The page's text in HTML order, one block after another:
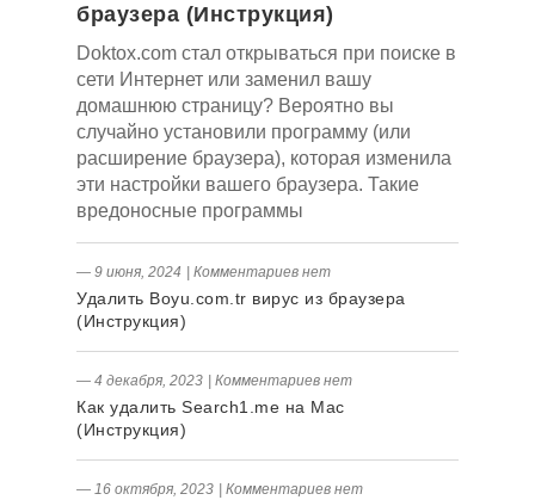
браузера (Инструкция)
Doktox.com стал открываться при поиске в
сети Интернет или заменил вашу
домашнюю страницу? Вероятно вы
случайно установили программу (или
расширение браузера), которая изменила
эти настройки вашего браузера. Такие
вредоносные программы
― 9 июня, 2024 Комментариев нет
Удалить Boyu.com.tr вирус из браузера
(Инструкция)
― 4 декабря, 2023 Комментариев нет
Как удалить Search1.me на Mac
(Инструкция)
― 16 октября, 2023 Комментариев нет